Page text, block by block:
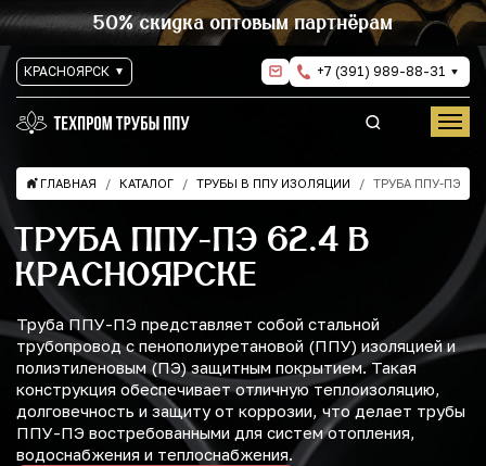
50% скидка оптовым партнёрам
КРАСНОЯРСК +7 (391) 989-88-31
ГЛАВНАЯ КАТАЛОГ ТРУБЫ В ППУ ИЗОЛЯЦИИ ТРУБА ППУ-ПЭ
ТРУБА ППУ-ПЭ 62.4 В
КРАСНОЯРСКЕ
Труба ППУ-ПЭ представляет собой стальной
трубопровод с пенополиуретановой (ППУ) изоляцией и
полиэтиленовым (ПЭ) защитным покрытием. Такая
конструкция обеспечивает отличную теплоизоляцию,
долговечность и защиту от коррозии, что делает трубы
ППУ-ПЭ востребованными для систем отопления,
водоснабжения и теплоснабжения.